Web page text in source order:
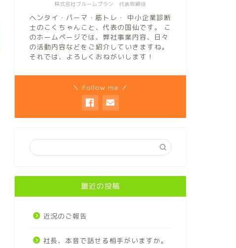
株式会社ブルームプラン 代表取締役
ヘンタイ・パーマ・筋トレ・ 中小企業診断
士のこくちゃんこと、代表の国仙です。 こ
のホームページでは、弊社事業内容、日々
の活動内容などをご紹介していきますね。
それでは、よろしくおねがいします！
＼ Follow me ／
最近の投稿
近況のご報告
社長、本音で話せる相手がいますか。